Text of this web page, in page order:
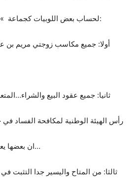
لحساب بعض اللوبيات كجماعة » الثورة نيوز » ومن ولاهم:
أولا: جميع مكاسب زوجتي مريم بن
ثانيا: جميع عقود البيع
ان بعضها يعود لاكثر من عشر سنوات…
ثالثا: من المتاح واليسير جدا التثبت